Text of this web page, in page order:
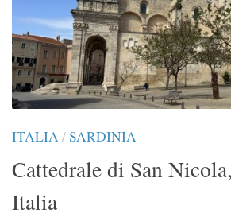
ITALIA/SARDINIA
Cattedrale di San
Italia